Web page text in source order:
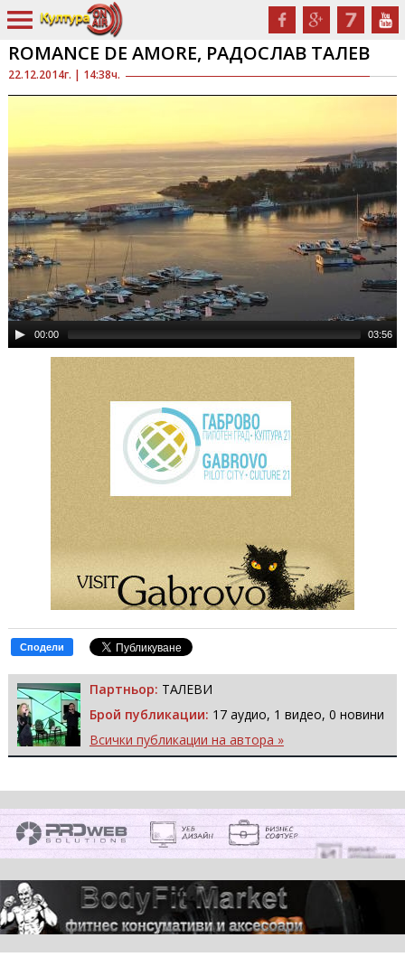
22.12.2014г. | 14:38ч.
ROMANCE DE AMORE, РАДОСЛАВ ТАЛЕВ
00:00 03:56
Сподели
Партньор: ТАЛЕВИ
Брой публикации: 17 аудио, 1 видео, 0 новини
Всички публикации на автора »